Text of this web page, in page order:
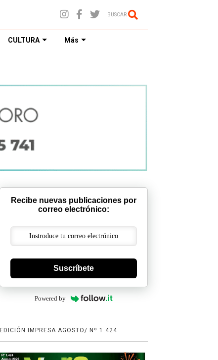
BUSCAR
CULTURA Más
Recibe nuevas publicaciones por
correo electrónico:
Suscríbete
Powered by
EDICIÓN IMPRESA AGOSTO/ Nº 1.424